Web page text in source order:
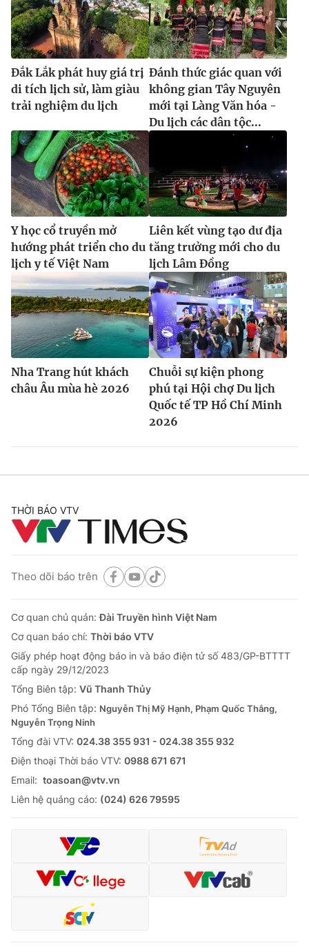
Đắk Lắk phát huy giá trị
di tích lịch sử, làm giàu
trải nghiệm du lịch
Đánh thức giác quan với
không gian Tây Nguyên
mới tại Làng Văn hóa -
Du lịch các dân tộc...
Y học cổ truyền mở
hướng phát triển cho du
lịch y tế Việt Nam
Liên kết vùng tạo dư địa
tăng trưởng mới cho du
lịch Lâm Đồng
Nha Trang hút khách
châu Âu mùa hè 2026
Chuỗi sự kiện phong
phú tại Hội chợ Du lịch
Quốc tế TP Hồ Chí Minh
2026
THỜI BÁO VTV
Theo dõi báo trên
Cơ quan chủ quản:Đài Truyền hình Việt Nam
Cơ quan báo chí: Thời báo VTV
Giấy phép hoạt động báo in và báo điện tử số 483/GP-BTTTT
cấp ngày 29/12/2023
Tổng Biên tập: Vũ Thanh Thủy
Phó Tổng Biên tập: Nguyễn Thị Mỹ Hạnh, Phạm Quốc Thắng,
Nguyễn Trọng Ninh
Tổng đài VTV: 024.38 355 931 - 024.38 355 932
Ðiện thoại Thời báo VTV: 0988 671 671
Email: toasoan@vtv.vn
Liên hệ quảng cáo: (024) 626 79595